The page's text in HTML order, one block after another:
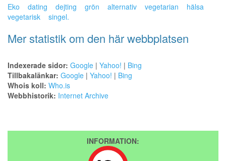
Eko dating dejting grön alternativ vegetarian
hälsa
vegetarisk
singel.
Mer statistik om den här webbplatsen
Indexerade sidor: Google | Yahoo! | Bing
Tillbakalänkar: Google | Yahoo! | Bing
Whois koll: Who.is
Webbhistorik: Internet Archive
INFORMATION: